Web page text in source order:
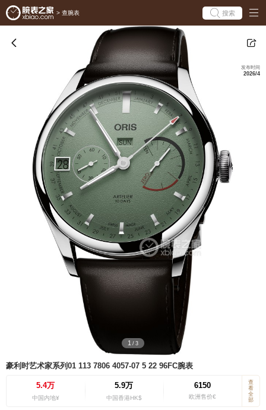
> 查腕表 搜索
1 / 3
发布时间
2026/4
豪利时艺术家系列01 113 7806 4057-07 5 22 96FC腕表
5.4万
中国内地¥
5.9万
中国香港HK$
6150
欧洲售价€
查
看
全
部